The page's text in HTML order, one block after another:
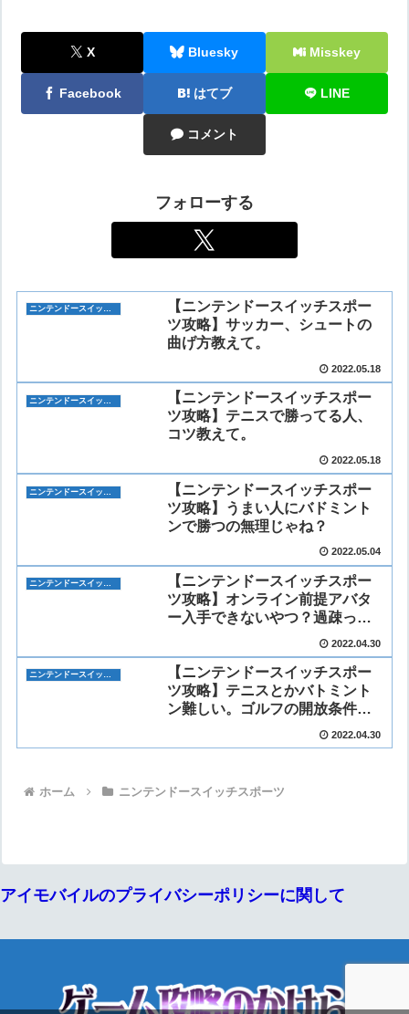
X Bluesky Misskey
Facebook はてブ LINE
コメント
フォローする
ニンテンドースイッチスポーツ
【ニンテンドースイッチスポー
ツ攻略】サッカー、シュートの
曲げ方教えて。
2022.05.18
【ニンテンドースイッチスポー
ツ攻略】テニスで勝ってる人、
コツ教えて。
2022.05.18
【ニンテンドースイッチスポー
ツ攻略】うまい人にバドミント
ンで勝つの無理じゃね？
2022.05.04
【ニンテンドースイッチスポー
ツ攻略】オンライン前提アバタ
ー入手できないやつ？過疎って
2022.04.30
ニンテンドースイッチスポーツ
【ニンテンドースイッチスポー
ツ攻略】テニスとかバトミント
ン難しい。ゴルフの開放条件
2022.04.30
ホーム ニンテンドースイッチスポーツ
アイモバイルのプライバシーポリシーに関して